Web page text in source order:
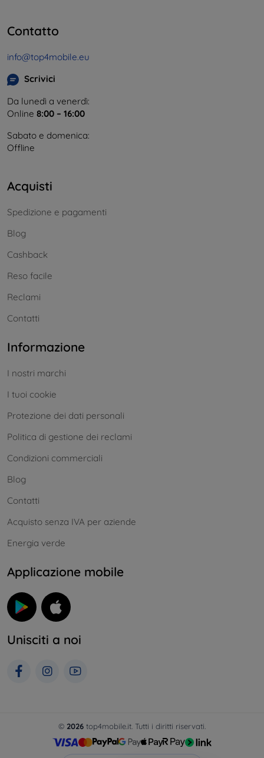
Contatto
info@top4mobile.eu
Scrivici
Da lunedì a venerdì:
Online 8:00 – 16:00
Sabato e domenica:
Offline
Acquisti
Spedizione e pagamenti
Blog
Cashback
Reso facile
Reclami
Contatti
Informazione
I nostri marchi
I tuoi cookie
Protezione dei dati personali
Politica di gestione dei reclami
Condizioni commerciali
Blog
Contatti
Acquisto senza IVA per aziende
Energia verde
Applicazione mobile
Unisciti a noi
© 2026 top4mobile.it. Tutti i diritti riservati.